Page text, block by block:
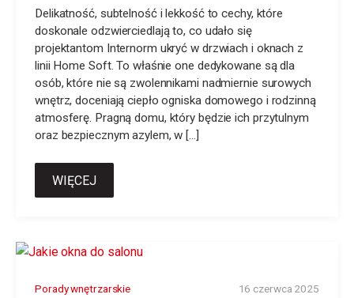
Delikatność, subtelność i lekkość to cechy, które
doskonale odzwierciedlają to, co udało się
projektantom Internorm ukryć w drzwiach i oknach z
linii Home Soft. To właśnie one dedykowane są dla
osób, które nie są zwolennikami nadmiernie surowych
wnętrz, doceniają ciepło ogniska domowego i rodzinną
atmosferę. Pragną domu, który będzie ich przytulnym
oraz bezpiecznym azylem, w […]
WIĘCEJ
Porady wnętrzarskie 16 czerwca 2025